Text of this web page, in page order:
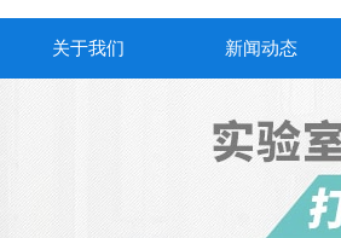
关于我们 新闻动态